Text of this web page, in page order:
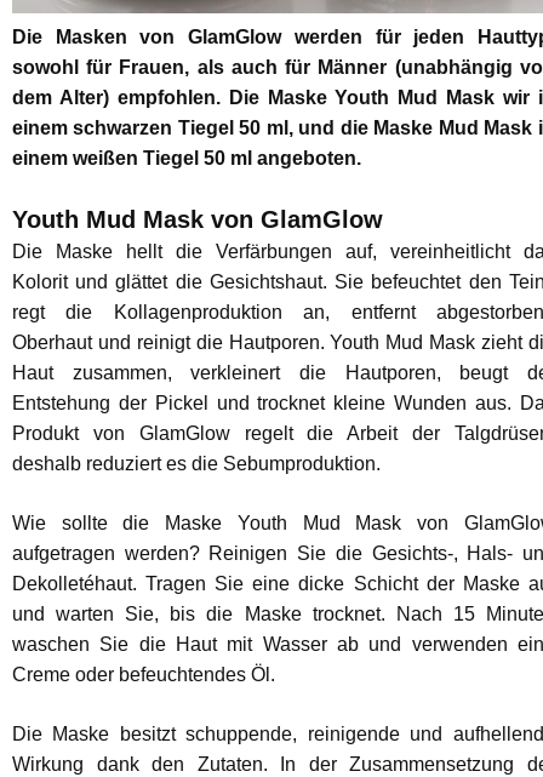
Die Masken von GlamGlow werden für jeden
sowohl für Frauen, als auch für Männer (unabhängig
dem Alter) empfohlen. Die Maske Youth Mud Mask wir
einem schwarzen Tiegel 50 ml, und die Maske Mud Mask
einem weißen Tiegel 50 ml angeboten.
Youth Mud Mask von GlamGlow
Die Maske hellt die Verfärbungen auf, vereinheitlicht
Kolorit und glättet die Gesichtshaut. Sie befeuchtet den
regt die Kollagenproduktion an, entfernt
Oberhaut und reinigt die Hautporen. Youth Mud Mask zieht
Haut zusammen, verkleinert die Hautporen, beugt
Entstehung der Pickel und trocknet kleine Wunden aus.
Produkt von GlamGlow regelt die Arbeit der
deshalb reduziert es die Sebumproduktion.
Wie sollte die Maske Youth Mud Mask von
aufgetragen werden? Reinigen Sie die Gesichts-, Hals-
Dekolletéhaut. Tragen Sie eine dicke Schicht der Maske
und warten Sie, bis die Maske trocknet. Nach 15
waschen Sie die Haut mit Wasser ab und verwenden
Creme oder befeuchtendes Öl.
Die Maske besitzt schuppende, reinigende und
Wirkung dank den Zutaten. In der Zusammensetzung